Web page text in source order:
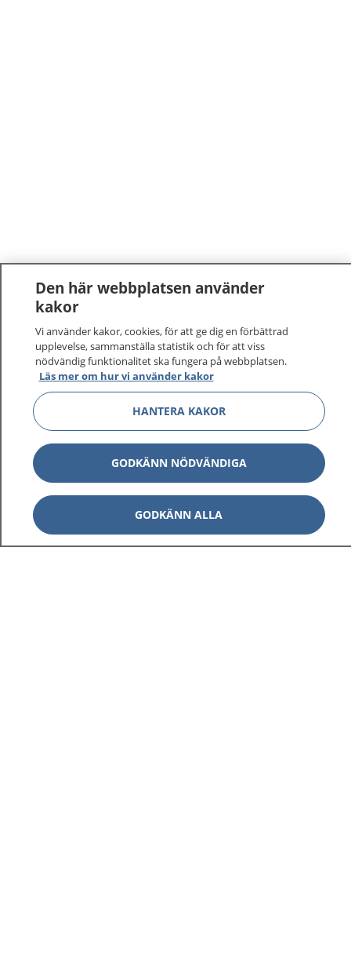
Den här webbplatsen använder
kakor
Vi använder kakor, cookies, för att ge dig en förbättrad
upplevelse, sammanställa statistik och för att viss
nödvändig funktionalitet ska fungera på webbplatsen.
Läs mer om hur vi använder kakor
HANTERA KAKOR
GODKÄNN NÖDVÄNDIGA
GODKÄNN ALLA